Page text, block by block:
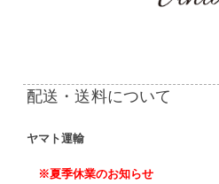
配送・送料について
ヤマト運輸
※夏季休業のお知らせ